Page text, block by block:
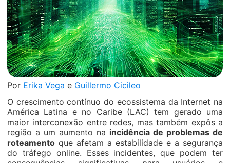
Por Erika Vega e Guillermo Cicileo
O crescimento contínuo do ecossistema da Internet na
América Latina e no Caribe (LAC) tem gerado uma
maior interconexão entre redes, mas também expôs a
região a um aumento na incidência de problemas de
roteamento que afetam a estabilidade e a segurança
do tráfego online. Esses incidentes, que podem ter